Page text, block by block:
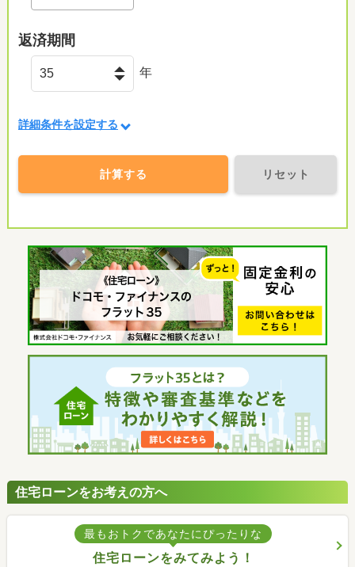
返済期間
年
詳細条件を設定する
計算する リセット
住宅ローンをお考えの方へ
最もおトクであなたにぴったりな
住宅ローンをみてみよう！